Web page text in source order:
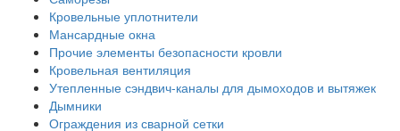
Кровельные уплотнители
Мансардные окна
Прочие элементы безопасности кровли
Кровельная вентиляция
Утепленные сэндвич-каналы для дымоходов и вытяжек
Дымники
Ограждения из сварной сетки